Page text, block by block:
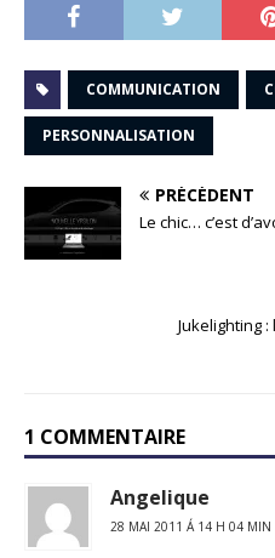
COMMUNICATION
PERSONNALISATION
PRÉCÉDENT
Le chic… c’est
Jukelighting
1 COMMENTAIRE
Angelique
28 MAI 2011 Á 14 H 04 MIN